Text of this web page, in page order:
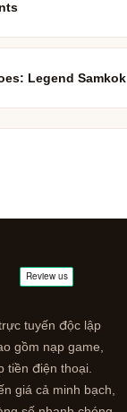
Legend Samkok
tuyến độc lập
gồm nạp game,
tiền điện thoại.
giá cả minh bạch,